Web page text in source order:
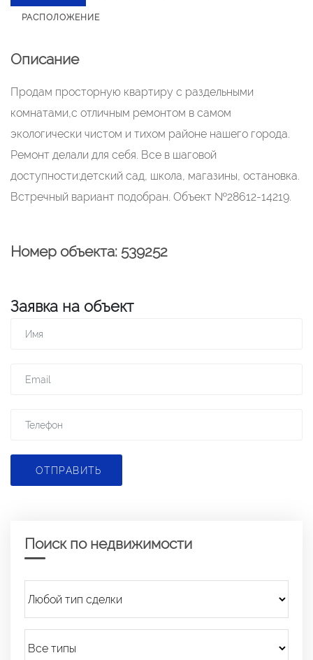
РАСПОЛОЖЕНИЕ
Описание
Продам просторную квартиру с раздельными
комнатами,с отличным ремонтом в самом
экологически чистом и тихом районе нашего города.
Ремонт делали для себя. Все в шаговой
доступности:детский сад, школа, магазины, остановка.
Встречный вариант подобран. Объект №28612-14219.
Номер объекта: 539252
Заявка на объект
ОТПРАВИТЬ
Поиск по недвижимости